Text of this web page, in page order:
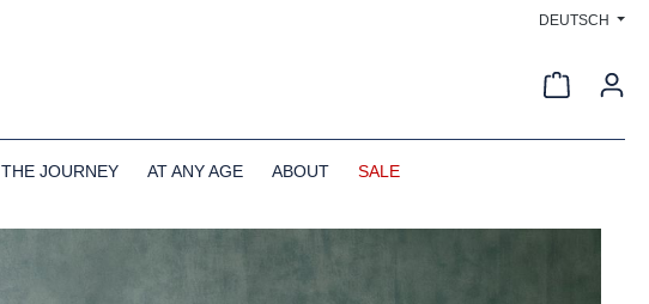
DEUTSCH
THE JOURNEY AT ANY AGE ABOUT SALE